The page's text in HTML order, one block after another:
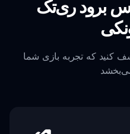
برود ری‌تک
کنید که تجربه بازی شما